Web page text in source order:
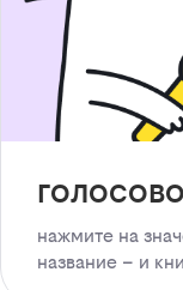
нажмите на
название – и